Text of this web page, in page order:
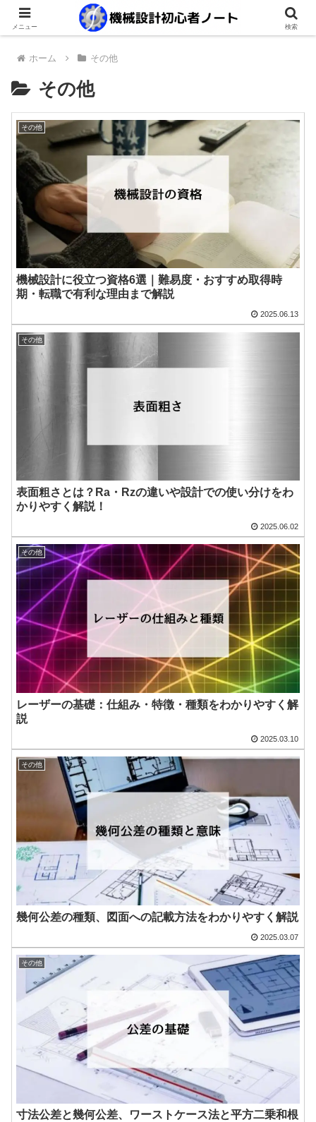
ホーム その他
その他
その他
機械設計に役立つ資格6選｜難易度・おすすめ取得時
期・転職で有利な理由まで解説
2025.06.13
その他
表面粗さとは？Ra・Rzの違いや設計での使い分けをわ
かりやすく解説！
2025.06.02
その他
レーザーの基礎：仕組み・特徴・種類をわかりやすく解
説
2025.03.10
その他
幾何公差の種類、図面への記載方法をわかりやすく解説
2025.03.07
その他
寸法公差と幾何公差、ワーストケース法と平方二乗和根
メニュー 検索